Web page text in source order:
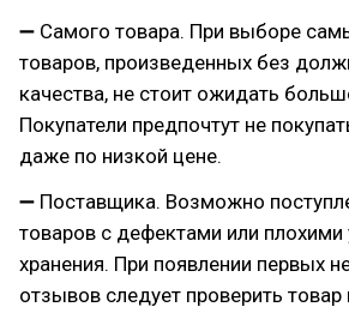
➖ Самого товара. При выборе
товаров, произведенных без
качества, не стоит ожидать
Покупатели предпочтут не
даже по низкой цене.
➖ Поставщика. Возможно
товаров с дефектами или плохими
хранения. При появлении первых
отзывов следует проверить товар